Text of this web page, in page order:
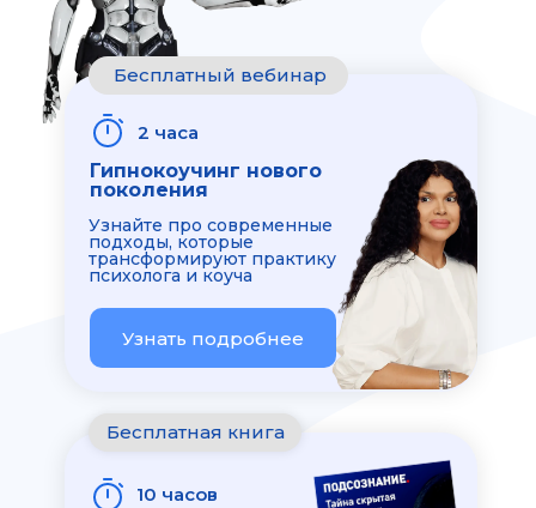
2 часа
Гипнокоучинг нового
поколения
Узнать подробнее
Бесплатный вебинар
Узнайте про современные
подходы, которые
трансформируют практику
психолога и коуча
10 часов
Бесплатная книга